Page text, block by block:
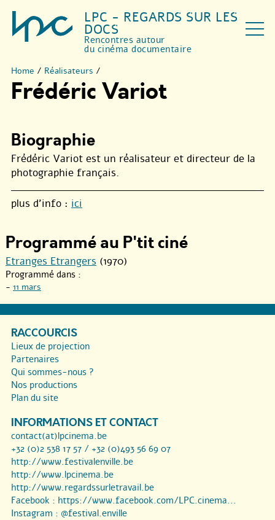
LPC - REGARDS SUR LES
DOCS
Rencontres autour
du cinéma documentaire
Home / Réalisateurs /
Frédéric Variot
Biographie
Frédéric Variot est un réalisateur et directeur de la
photographie français.
plus d’info : ici
Programmé au P'tit ciné
Etranges Etrangers (1970)
Programmé dans :
- 11 mars
RACCOURCIS
Lieux de projection
Partenaires
Qui sommes-nous ?
Nos productions
Plan du site
INFORMATIONS ET CONTACT
contact(at)lpcinema.be
+32 (0)2 538 17 57 / +32 (0)493 56 69 07
http://www.festivalenville.be
http://www.lpcinema.be
http://www.regardssurletravail.be
Facebook : https://www.facebook.com/LPC.cinema...
Instagram : @festival.enville